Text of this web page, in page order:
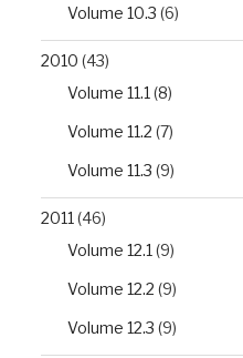
Volume 10.3 (6)
2010 (43)
Volume 11.1 (8)
Volume 11.2 (7)
Volume 11.3 (9)
2011 (46)
Volume 12.1 (9)
Volume 12.2 (9)
Volume 12.3 (9)